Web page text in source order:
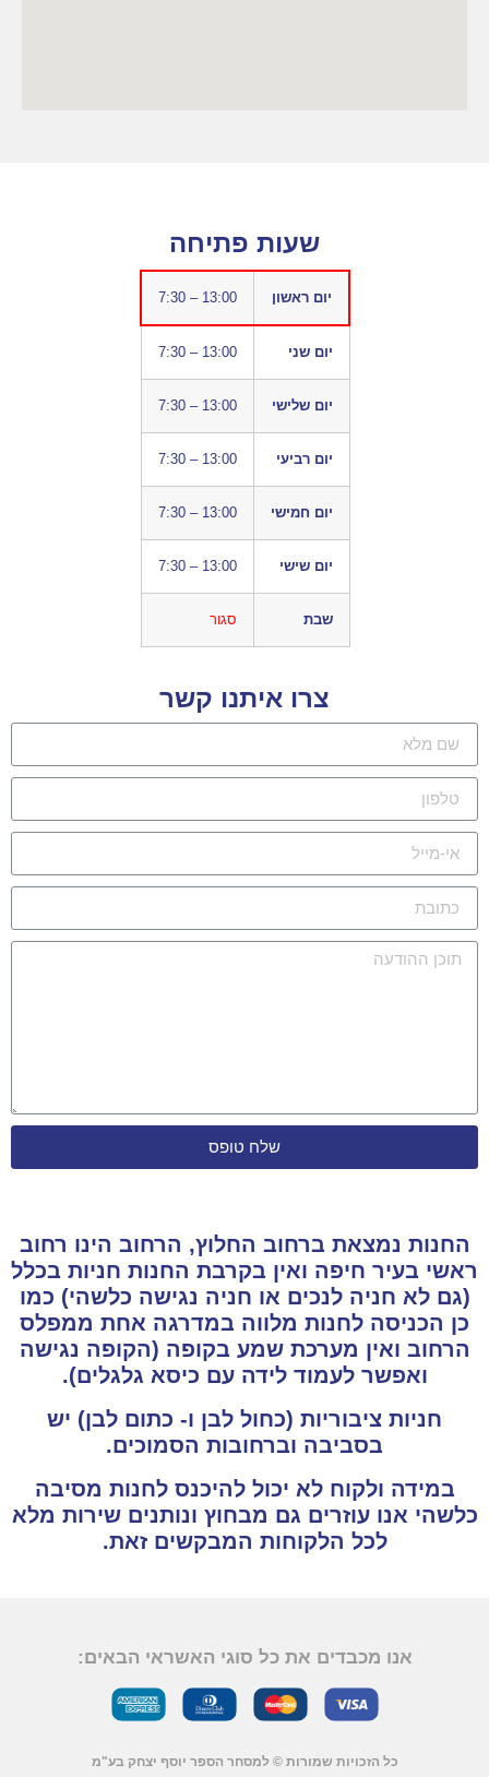
שעות פתיחה
יום ראשון 7:30 – 13:00
יום שני 7:30 – 13:00
יום שלישי 7:30 – 13:00
יום רביעי 7:30 – 13:00
יום חמישי 7:30 – 13:00
יום שישי 7:30 – 13:00
שבת סגור
צרו איתנו קשר
שלח טופס
החנות נמצאת ברחוב החלוץ, הרחוב הינו רחוב
ראשי בעיר חיפה ואין בקרבת החנות חניות בכלל
(גם לא חניה לנכים או חניה נגישה כלשהי) כמו
כן הכניסה לחנות מלווה במדרגה אחת ממפלס
הרחוב ואין מערכת שמע בקופה (הקופה נגישה
ואפשר לעמוד לידה עם כיסא גלגלים).
חניות ציבוריות (כחול לבן ו- כתום לבן) יש
בסביבה וברחובות הסמוכים.
במידה ולקוח לא יכול להיכנס לחנות מסיבה
כלשהי אנו עוזרים גם מבחוץ ונותנים שירות מלא
לכל הלקוחות המבקשים זאת.
אנו מכבדים את כל סוגי האשראי הבאים:
כל הזכויות שמורות © למסחר הספר יוסף יצחק בע"מ